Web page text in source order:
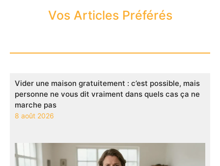
Vos Articles Préférés
Vider une maison gratuitement : c’est possible, mais
personne ne vous dit vraiment dans quels cas ça ne
marche pas
8 août 2026